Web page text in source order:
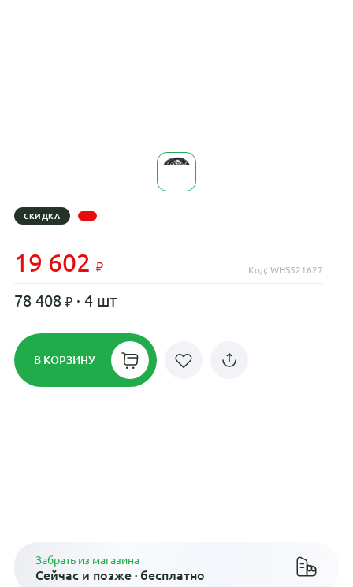
СКИДКА
19 602 Код: WHS521627
78 408 · 4 шт
В КОРЗИНУ
Забрать из магазина
Сейчас и позже · бесплатно